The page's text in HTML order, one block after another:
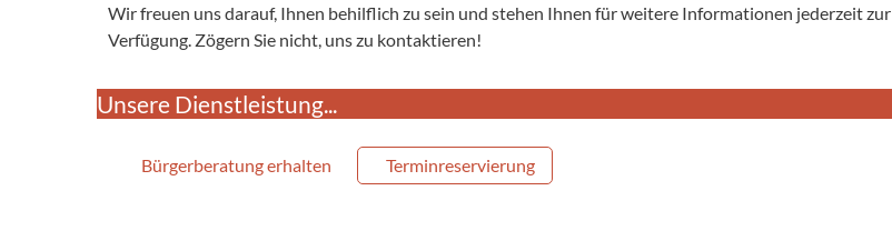
Wir freuen uns darauf, Ihnen behilflich zu sein und stehen Ihnen für weitere Informationen jederzeit zur
Verfügung. Zögern Sie nicht, uns zu kontaktieren!
Unsere Dienstleistung...
Bürgerberatung erhalten Terminreservierung